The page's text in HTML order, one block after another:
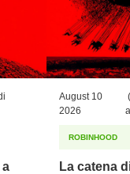
che ha registrato
temporaneo
slancio del mercato più
a
August 10
2026
ROBINHOOD
La catena